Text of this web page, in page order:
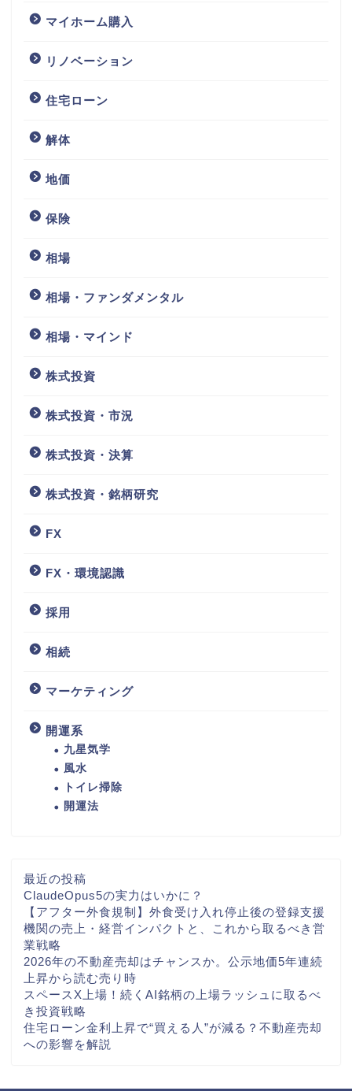
マイホーム購入
リノベーション
住宅ローン
解体
地価
保険
相場
相場・ファンダメンタル
相場・マインド
株式投資
株式投資・市況
株式投資・決算
株式投資・銘柄研究
FX
FX・環境認識
採用
相続
マーケティング
開運系
九星気学
風水
トイレ掃除
開運法
最近の投稿
ClaudeOpus5の実力はいかに？
【アフター外食規制】外食受け入れ停止後の登録支援
機関の売上・経営インパクトと、これから取るべき営
業戦略
2026年の不動産売却はチャンスか。公示地価5年連続
上昇から読む売り時
スペースX上場！続くAI銘柄の上場ラッシュに取るべ
き投資戦略
住宅ローン金利上昇で“買える人”が減る？不動産売却
への影響を解説